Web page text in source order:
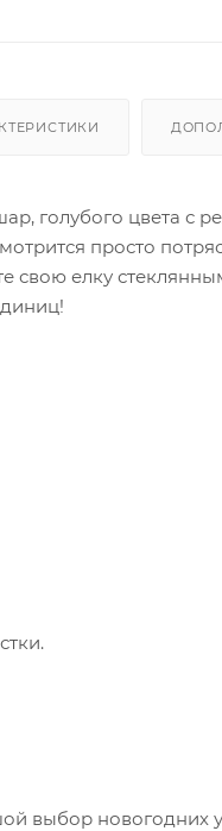
голубого цвета с
просто
свою елку
выбор новогодних